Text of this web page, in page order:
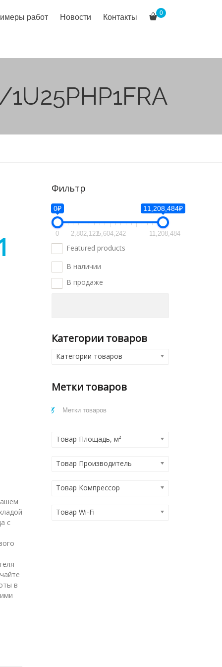
работ Новости Контакты 0
с
в
Фильтр
0₽ 11,208,484₽
0 2,802,1215,604,242 11,208,484
Featured products
В наличии
В продаже
Категории товаров
Категории товаров
Метки товаров
Товар Площадь, м²
Товар Производитель
Товар Компрессор
Товар Wi-Fi